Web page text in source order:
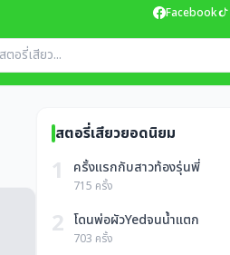
Facebook
สตอรี่เสียวยอดนิยม
1 ครั้งแรกกับสาวท้องรุ่นพี่
715 ครั้ง
2 โดนพ่อผัวYedจนน้ำแตก
703 ครั้ง